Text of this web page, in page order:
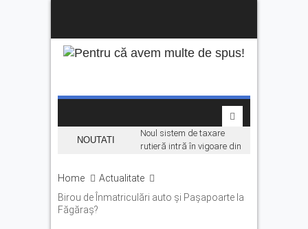
NOUTATI
Noul sistem de taxare
rutieră intră în vigoare din
efectiv rovinieta și TollRo
Bruiu își sărbătorește
tradițiile la cea de-a IV-a
Home
Actualitate
Birou de Înmatriculări auto şi Paşapoarte la
Făgăraş?